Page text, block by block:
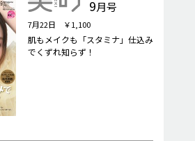
9月号
7月22日 ￥1,100
肌もメイクも「スタミナ」仕込み
でくずれ知らず！